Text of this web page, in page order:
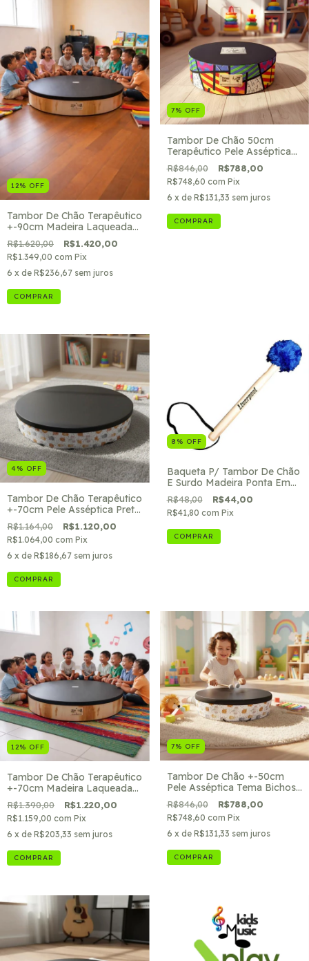
12% OFF
Tambor De Chão Terapêutico
+-90cm Madeira Laqueada
Kids Music Pele Asséptica
R$1.620,00 R$1.420,00
R$1.349,00 com Pix
6 x de R$236,67 sem juros
7% OFF
Tambor De Chão 50cm
Terapêutico Pele Asséptica
RB- Kids Music
R$846,00 R$788,00
R$748,60 com Pix
6 x de R$131,33 sem juros
4% OFF
Tambor De Chão Terapêutico
+-70cm Pele Asséptica Preta
tema Bichinhos- Kids Music
R$1.164,00 R$1.120,00
R$1.064,00 com Pix
6 x de R$186,67 sem juros
COMPRAR
8 % OFF
Baqueta P/ Tambor De Chão
E Surdo Madeira Ponta Em
Pelúcia Azul
R$48,00 R$44,00
R$41,80 com Pix
12% OFF
Tambor De Chão Terapêutico
+-70cm Madeira Laqueada
Kids Music Pele Asséptica
R$1.390,00 R$1.220,00
R$1.159,00 com Pix
6 x de R$203,33 sem juros
7% OFF
Tambor De Chão +-50cm
Pele Asséptica Tema Bichos-
Kids Music | Bichinhos
R$846,00 R$788,00
R$748,60 com Pix
6 x de R$131,33 sem juros